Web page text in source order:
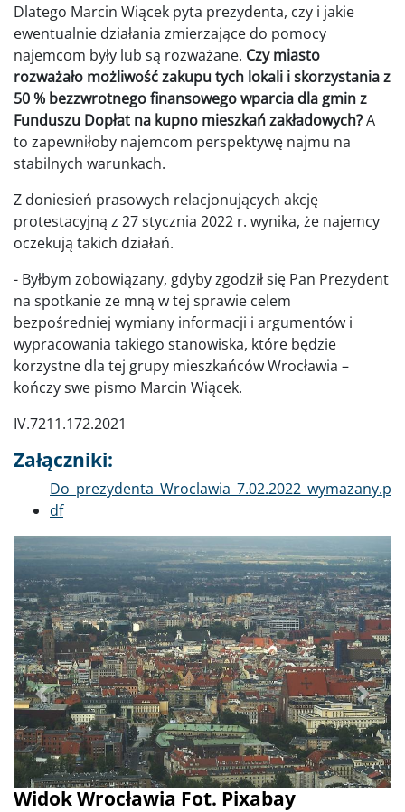
Dlatego Marcin Wiącek pyta prezydenta, czy i jakie
ewentualnie działania zmierzające do pomocy
najemcom były lub są rozważane. Czy miasto
rozważało możliwość zakupu tych lokali i skorzystania z
50 % bezzwrotnego finansowego wparcia dla gmin z
Funduszu Dopłat na kupno mieszkań zakładowych?A
to zapewniłoby najemcom perspektywę najmu na
stabilnych warunkach.
Z doniesień prasowych relacjonujących akcję
protestacyjną z 27 stycznia 2022 r. wynika, że najemcy
oczekują takich działań.
- Byłbym zobowiązany, gdyby zgodził się Pan Prezydent
na spotkanie ze mną w tej sprawie celem
bezpośredniej wymiany informacji i argumentów i
wypracowania takiego stanowiska, które będzie
korzystne dla tej grupy mieszkańców Wrocławia –
kończy swe pismo Marcin Wiącek.
IV.7211.172.2021
Załączniki:
Dokument
Do_prezydenta_Wroclawia_7.02.2022_wymazany.p
df
Widok Wrocławia Fot. Pixabay
Poprzednie Dalej